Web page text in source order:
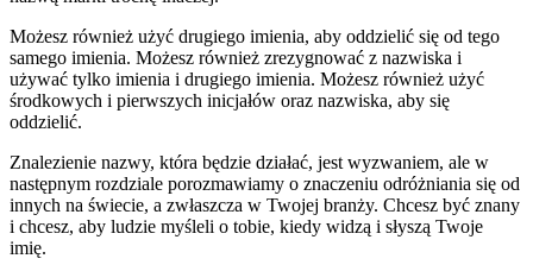
Możesz również użyć drugiego imienia, aby oddzielić się od tego
samego imienia. Możesz również zrezygnować z nazwiska i
używać tylko imienia i drugiego imienia. Możesz również użyć
środkowych i pierwszych inicjałów oraz nazwiska, aby się
oddzielić.
Znalezienie nazwy, która będzie działać, jest wyzwaniem, ale w
następnym rozdziale porozmawiamy o znaczeniu odróżniania się od
innych na świecie, a zwłaszcza w Twojej branży. Chcesz być znany
i chcesz, aby ludzie myśleli o tobie, kiedy widzą i słyszą Twoje
imię.